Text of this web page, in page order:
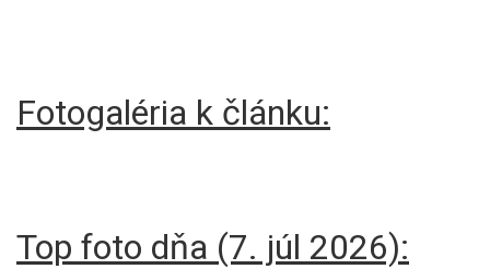
Fotogaléria k článku:
Top foto dňa (7. júl 2026):